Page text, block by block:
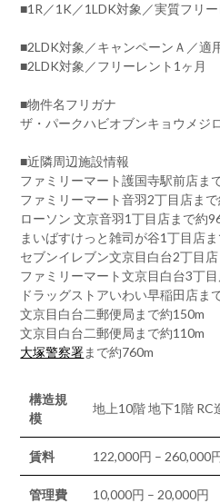
■1R／1K／1LDK対象／実質フリ
■2LDK対象／キャンペーンＡ／適
■2LDK対象／フリーレント1ヶ月
■物件名フリガナ
ザ・パークハビオブンキョウメジ
■近隣周辺施設情報
ファミリーマート護国寺駅前店ま
ファミリーマート音羽2丁目店ま
ローソン 文京音羽1丁目店まで約
まいばすけっと雑司が谷1丁目店
セブンイレブン文京目白台2丁目
ファミリーマート文京目白台3丁
ドラッグストアいわい早稲田店ま
文京目白台二郵便局まで約150m
文京目白台二郵便局まで約110m
大塚警察署まで約760m
構造規
模
地上10階 地下1階 RC
賃料 122,000円 – 260,000
管理費 10,000円 – 20,000円